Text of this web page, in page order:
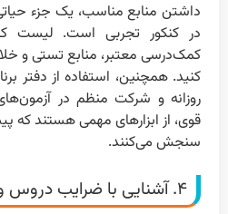
داشتن منابع مناسب، یک جزء
در کنکور تجربی است. لیست
کمک‌درسی معتبر، منابع تستی و
کنید. همچنین، استفاده از دفتر
روزانه و شرکت منظم در
قوی، از ابزارهای مهمی هستند که
سنجش می‌کنند.
۴. آشنایی با ضرایب دروس و بودجه‌بندی کنکور